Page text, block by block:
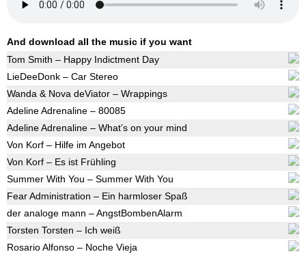
And download all the music if you want
Tom Smith – Happy Indictment Day
LieDeeDonk – Car Stereo
Wanda & Nova deViator – Wrappings
Adeline Adrenaline – 80085
Adeline Adrenaline – What’s on your mind
Von Korf – Hilfe im Angebot
Von Korf – Es ist Frühling
Summer With You – Summer With You
Fear Administration – Ein harmloser Spaß
der analoge mann – AngstBombenAlarm
Torsten Torsten – Ich weiß
Rosario Alfonso – Noche Vieja